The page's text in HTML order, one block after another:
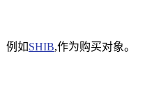
例如SHIB,作为购买对象。